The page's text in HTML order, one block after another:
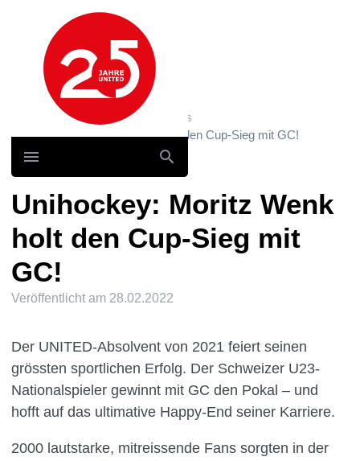
Hauptnavigation
News und Storys / News
Unihockey: Moritz Wenk holt den Cup-Sieg mit GC!
Unihockey: Moritz Wenk
holt den Cup-Sieg mit
GC!
Veröffentlicht am 28.02.2022
Der UNITED-Absolvent von 2021 feiert seinen
grössten sportlichen Erfolg. Der Schweizer U23-
Nationalspieler gewinnt mit GC den Pokal – und
hofft auf das ultimative Happy-End seiner Karriere.
2000 lautstarke, mitreissende Fans sorgten in der